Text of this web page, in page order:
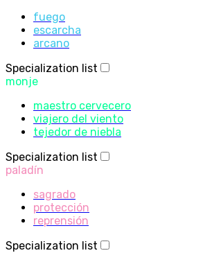
fuego
escarcha
arcano
Specialization list
monje
maestro cervecero
viajero del viento
tejedor de niebla
Specialization list
paladín
sagrado
protección
reprensión
Specialization list